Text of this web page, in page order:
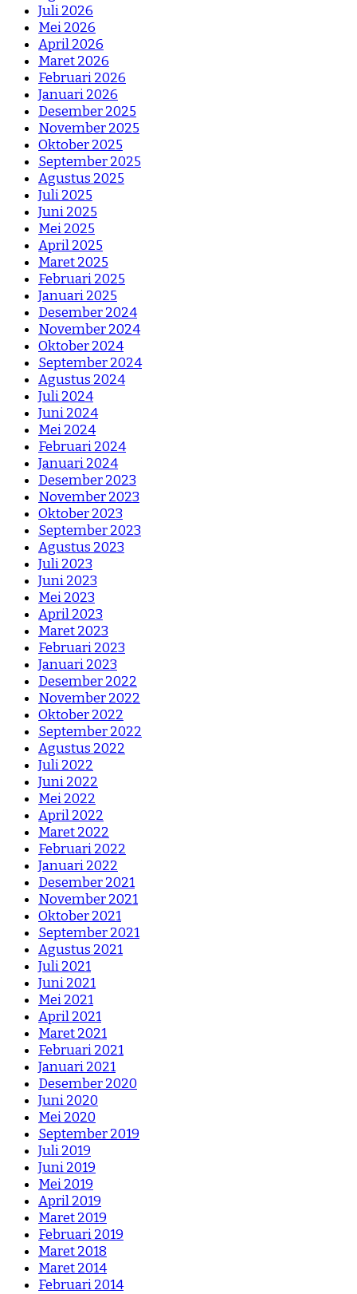
Juli 2026
Mei 2026
April 2026
Maret 2026
Februari 2026
Januari 2026
Desember 2025
November 2025
Oktober 2025
September 2025
Agustus 2025
Juli 2025
Juni 2025
Mei 2025
April 2025
Maret 2025
Februari 2025
Januari 2025
Desember 2024
November 2024
Oktober 2024
September 2024
Agustus 2024
Juli 2024
Juni 2024
Mei 2024
Februari 2024
Januari 2024
Desember 2023
November 2023
Oktober 2023
September 2023
Agustus 2023
Juli 2023
Juni 2023
Mei 2023
April 2023
Maret 2023
Februari 2023
Januari 2023
Desember 2022
November 2022
Oktober 2022
September 2022
Agustus 2022
Juli 2022
Juni 2022
Mei 2022
April 2022
Maret 2022
Februari 2022
Januari 2022
Desember 2021
November 2021
Oktober 2021
September 2021
Agustus 2021
Juli 2021
Juni 2021
Mei 2021
April 2021
Maret 2021
Februari 2021
Januari 2021
Desember 2020
Juni 2020
Mei 2020
September 2019
Juli 2019
Juni 2019
Mei 2019
April 2019
Maret 2019
Februari 2019
Maret 2018
Maret 2014
Februari 2014